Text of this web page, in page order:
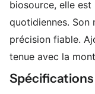
biosource, elle
quotidiennes. Son
précision fiable.
tenue avec la
Spécifications